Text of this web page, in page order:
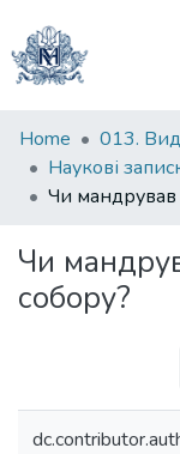
Communities
&
Collections
Statistics
Home
013.
Наукові
Чи
собору?